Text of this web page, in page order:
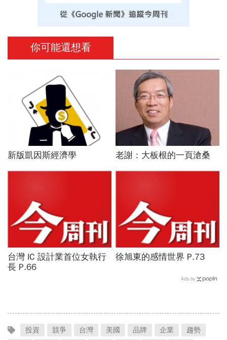
你可能還想看
新版凱因斯經濟學 老謝：大板根的一頁滄桑
台灣 IC 設計業首位女執行
長 P.66
徐旭東的感情世界 P.73
Ads by
投資 競爭 台灣 美國 品牌 企業
趨勢